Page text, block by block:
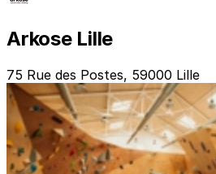
Arkose Lille
75 Rue des Postes, 59000 Lille